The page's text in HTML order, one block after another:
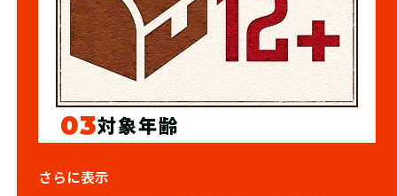
03対象年齢
12歳以上
さらに表示